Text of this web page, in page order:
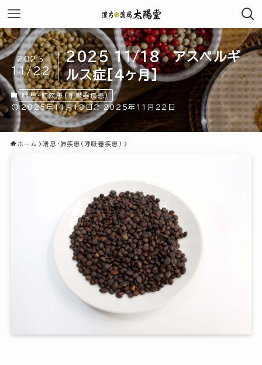
2025 11/18 アスペルギ
ルス症[4ヶ月]
2025
11/22
喘息・肺疾患(呼吸器疾患)
2025年11月18日 2025年11月22日
ホーム 喘息・肺疾患(呼吸器疾患)